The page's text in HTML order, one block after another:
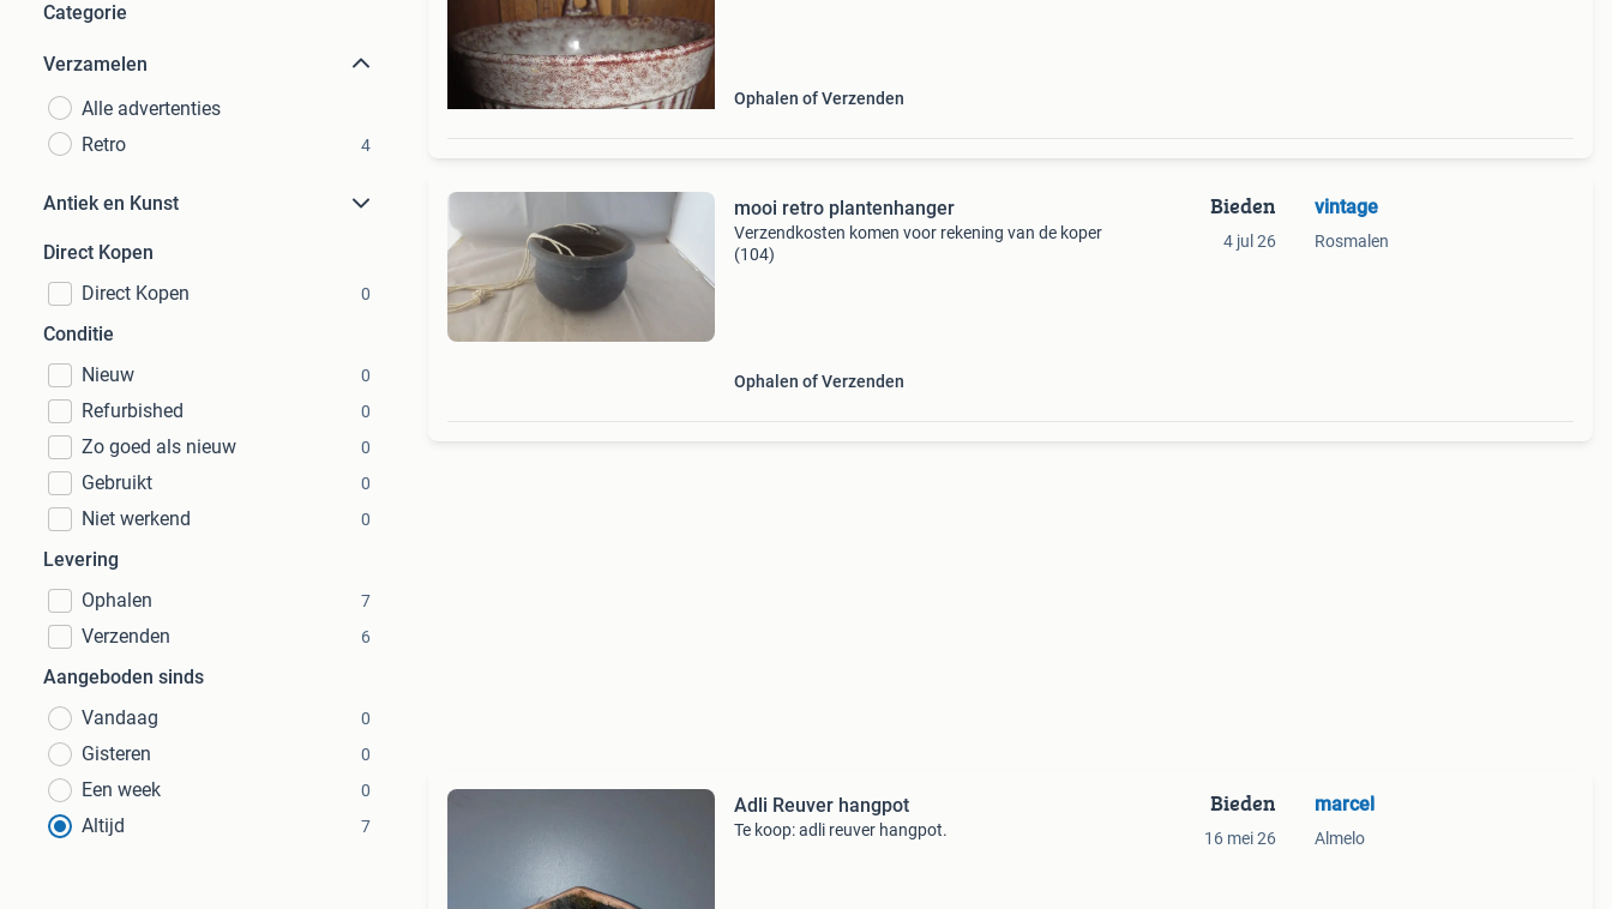
Categorie
Verzamelen
Alle advertenties
Retro
4
Antiek en Kunst
Direct Kopen
Direct Kopen
0
Conditie
Nieuw
0
Refurbished 0
Zo goed als nieuw 0
Gebruikt 0
Niet werkend 0
Levering
Ophalen
7
Verzenden 6
Aangeboden sinds
Vandaag
0
Gisteren 0
Een week 0
Altijd 7
Ophalen of Verzenden
mooi retro plantenhanger
Verzendkosten komen voor rekening van de koper
(104)
Ophalen of Verzenden
Bieden
4 jul 26
vintage
Rosmalen
Adli Reuver hangpot
Te koop: adli reuver hangpot.
Bieden
16 mei 26
marcel
Almelo